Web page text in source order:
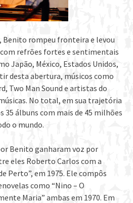
Benito rompeu fronteira e levou
refrões fortes e sentimentais
Japão, México, Estados Unidos,
desta abertura, músicos como
Two Man Sound e artistas do
No total, em sua trajetória
álbuns com mais de 45 milhões
o mundo.
Benito ganharam voz por
eles Roberto Carlos com a
Perto”, em 1975. Ele compôs
como “Nino – O
Maria” ambas em 1970. Em